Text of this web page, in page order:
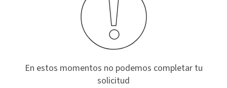
En estos momentos no podemos completar tu
solicitud